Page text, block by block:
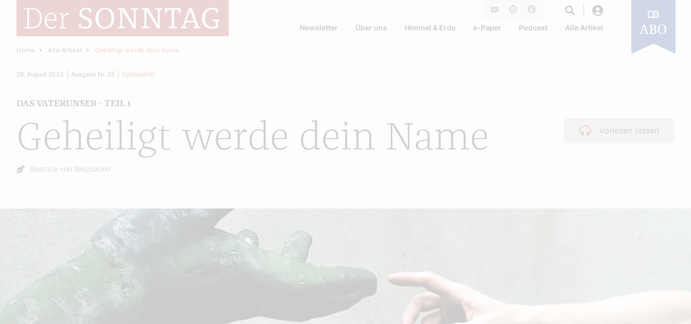
Facebook
Newsletter Über uns Himmel & Erde e-Paper Podcast Alle Artikel ABO
Home Alle Artikel Geheiligt werde dein Name
Vorlesen lassen
Geheiligt werde dein Name
DAS VATERUNSER - TEIL 1
29. August 2023 Ausgabe Nr. 35 Spiritualität
Autor:
Beatrice von Weizsäcker